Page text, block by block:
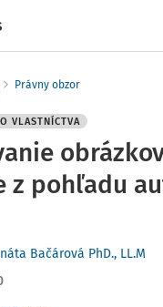
Právny obzor
VLASTNÍCTVA
z pohľadu
Bačárová PhD., LL.M